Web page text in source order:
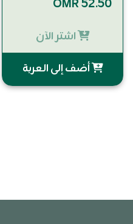
OMR 52.50
اشتر الآن
أضف إلى العربة